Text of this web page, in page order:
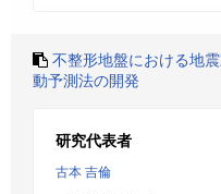
不整形地盤における地
動予測法の開発
研究代表者
古本 吉倫